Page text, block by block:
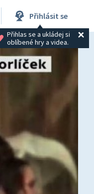
Přihlásit se
Přihlas se a ukládej si
oblíbené hry a videa.